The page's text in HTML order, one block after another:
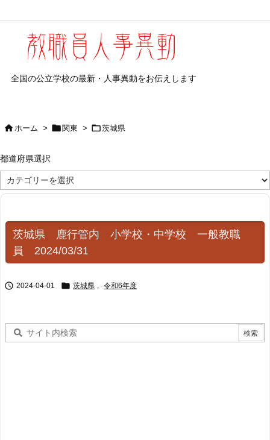
全国の公立学校の最新・人事異動をお伝えします
ホーム >  関東 > 茨城県
都道府県選択
道
府
選
茨城県 鹿行管内 小学校・中学校 一般教職
員 2024/03/31
 2024-04-01  茨城県 , 令和6年度